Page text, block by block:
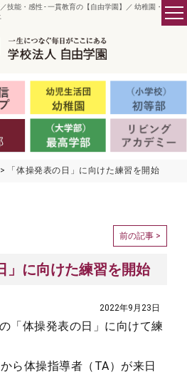
技能・感性 - 一貫教育の【自由学園】／ 幼稚園・小
「体操発表の日」に向けた練習を開始
前の記事 >
」に向けた練習を開始
2022年9月23日
「体操発表の日」に向けて練
ら体操指導者（TA）が来日